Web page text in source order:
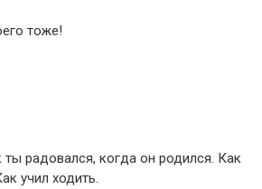
тоже!
ты радовался, когда он родился. Как
учил ходить.